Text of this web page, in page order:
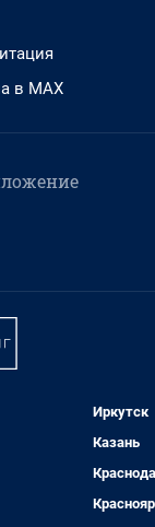
в MAX
Иркутск
Казань